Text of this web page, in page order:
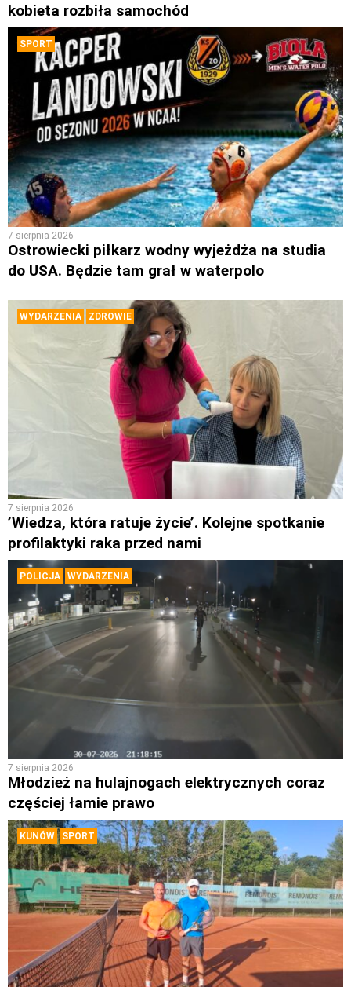
kobieta rozbiła samochód
SPORT
7 sierpnia 2026
Ostrowiecki piłkarz wodny wyjeżdża na studia
do USA. Będzie tam grał w waterpolo
WYDARZENIA ZDROWIE
7 sierpnia 2026
’Wiedza, która ratuje życie’. Kolejne spotkanie
profilaktyki raka przed nami
POLICJA WYDARZENIA
7 sierpnia 2026
Młodzież na hulajnogach elektrycznych coraz
częściej łamie prawo
KUNÓW SPORT